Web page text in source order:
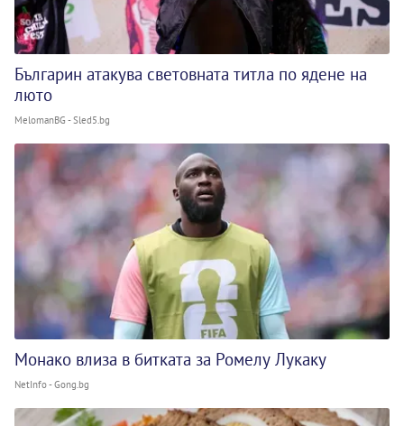
Българин атакува световната титла по ядене на
люто
MelomanBG - Sled5.bg
Монако влиза в битката за Ромелу Лукаку
NetInfo - Gong.bg